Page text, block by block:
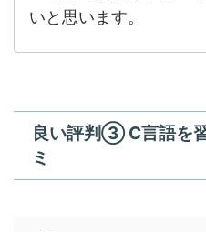
いと思います。
良い評判③ C言語を
ミ